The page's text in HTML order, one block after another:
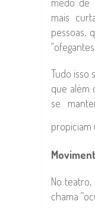
mais
pessoas,
Tudo isso
que além
se
propiciam
No
chama